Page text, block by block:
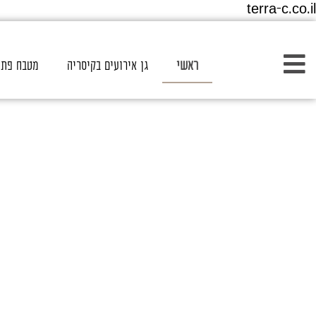
terra-c.co.il
ראשי גן אירועים בקיסריה מטבח